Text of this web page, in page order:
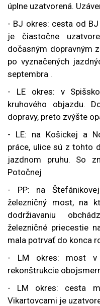
úplne uzatvorená.
- BJ okres: cesta od
je čiastočne
dočasným dopravným
po vyznačených
septembra .
- LE okres: v
kruhového objazdu.
dopravy, preto zvýšte
- LE: na Košickej a
práce, ulice sú z tohto
jazdnom pruhu. So
Potočnej
- PP: na
železničný most, na
dodržiavaniu
železničné priecestie
mala potrvať do konca
- LM okres: most v
rekonštrukcie
- LM okres: cesta
Vikartovcami je